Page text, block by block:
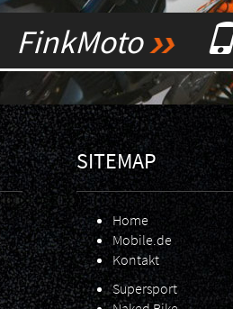
FinkMoto
SITEMAP
Home
Mobile.de
Kontakt
Supersport